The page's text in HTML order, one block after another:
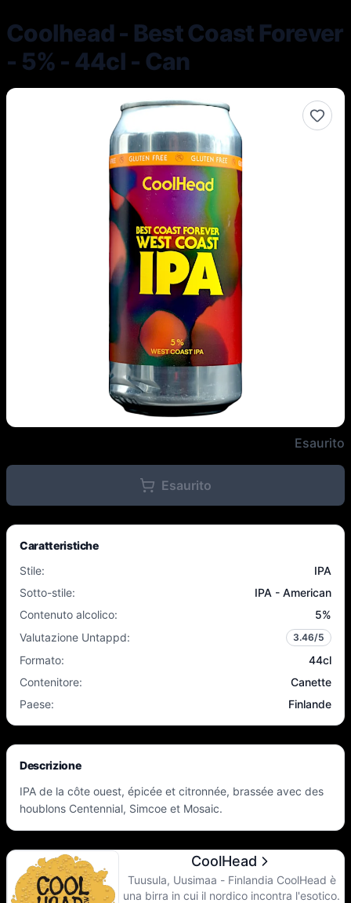
Coolhead - Best Coast Forever
- 5% - 44cl - Can
Coolhead - Best Coast Esaurito
Esaurito
Caratteristiche
Stile:
IPA
Sotto-stile:
IPA - American
Contenuto alcolico: 5%
Valutazione Untappd: 3.46/5
Formato:
44cl
Contenitore:
Canette
Paese: Finlande
Descrizione
IPA de la côte ouest, épicée et citronnée, brassée avec des
houblons Centennial, Simcoe et Mosaic.
CoolHead
Tuusula, Uusimaa - Finlandia CoolHead è
una birra in cui il nordico incontra l'esotico.